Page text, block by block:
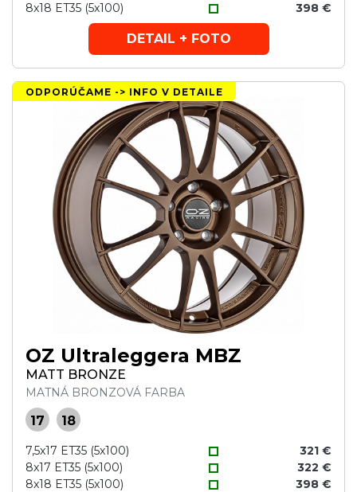
8x18 ET35 (5x100)
398 €
DETAIL + FOTO
ODPORÚČAME -> INFO V DETAILE
OZ Ultraleggera MBZ
MATT BRONZE
MATNÁ BRONZOVÁ FARBA
17 18
7,5x17 ET35 (5x100)
321 €
8x17 ET35 (5x100)
322 €
8x18 ET35 (5x100)
398 €